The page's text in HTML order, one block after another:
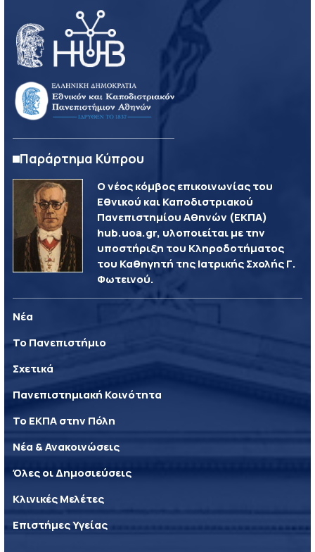
Παράρτημα Κύπρου
Ο νέος κόμβος επικοινωνίας του
Εθνικού και Καποδιστριακού
Πανεπιστημίου Αθηνών (ΕΚΠΑ)
hub.uoa.gr, υλοποιείται με την
υποστήριξη του Κληροδοτήματος
του Καθηγητή της Ιατρικής Σχολής Γ.
Φωτεινού.
Νέα
Το Πανεπιστήμιο
Σχετικά
Πανεπιστημιακή Κοινότητα
Το ΕΚΠΑ στην Πόλη
Νέα & Ανακοινώσεις
Όλες οι Δημοσιεύσεις
Κλινικές Μελέτες
Επιστήμες Υγείας